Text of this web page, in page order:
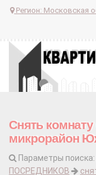
Регион: Московская
Снять
микрорайон
Параметры поиска:
ПОСРЕДНИКОВ